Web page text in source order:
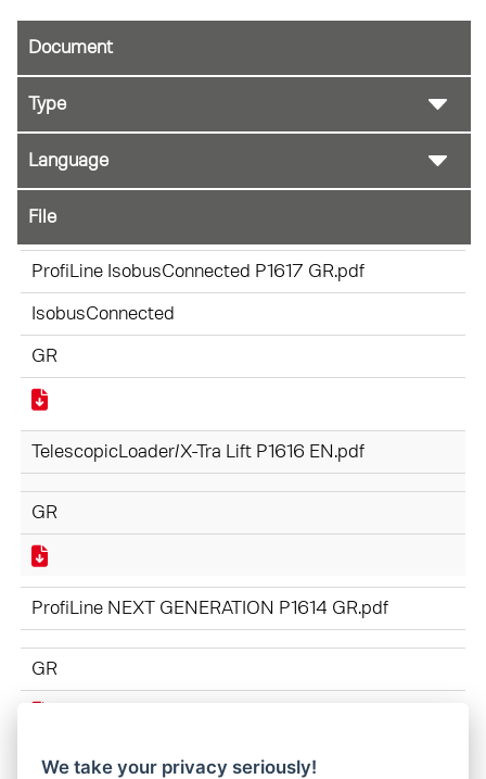
Document
File
ProfiLine IsobusConnected P1617 GR.pdf
IsobusConnected
GR
TelescopicLoader/X-Tra Lift P1616 EN.pdf
GR
ProfiLine NEXT GENERATION P1614 GR.pdf
GR
CompactLine P1590 GR.pdf
We take your privacy seriously!